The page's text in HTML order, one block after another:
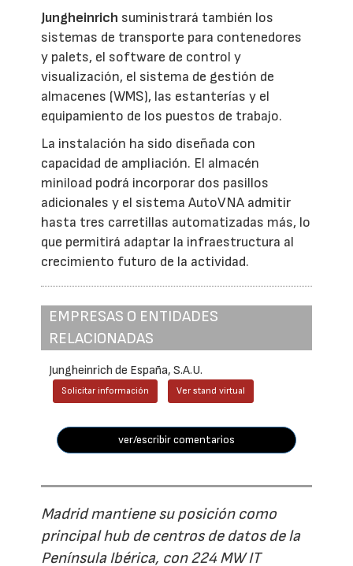
Jungheinrich suministrará también los
sistemas de transporte para contenedores
y palets, el software de control y
visualización, el sistema de gestión de
almacenes (WMS), las estanterías y el
equipamiento de los puestos de trabajo.
La instalación ha sido diseñada con
capacidad de ampliación. El almacén
miniload podrá incorporar dos pasillos
adicionales y el sistema AutoVNA admitir
hasta tres carretillas automatizadas más, lo
que permitirá adaptar la infraestructura al
crecimiento futuro de la actividad.
EMPRESAS O ENTIDADES
RELACIONADAS
Jungheinrich de España, S.A.U.
Solicitar información Ver stand virtual
ver/escribir comentarios
Madrid mantiene su posición como
principal hub de centros de datos de la
Península Ibérica, con 224 MW IT